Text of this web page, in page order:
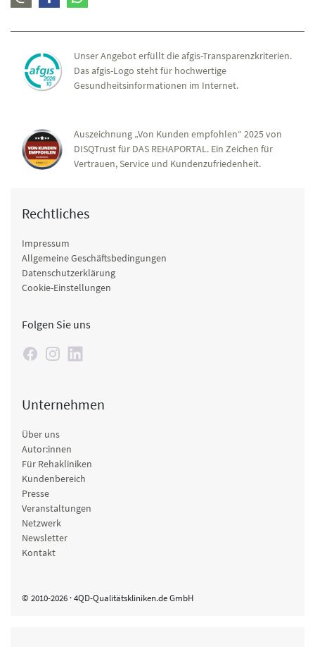
Unser Angebot erfüllt die afgis-Transparenzkriterien.
Das afgis-Logo steht für hochwertige
Gesundheitsinformationen im Internet.
Auszeichnung „Von Kunden empfohlen“ 2025 von
DISQTrust für DAS REHAPORTAL. Ein Zeichen für
Vertrauen, Service und Kundenzufriedenheit.
Rechtliches
Impressum
Allgemeine Geschäftsbedingungen
Datenschutzerklärung
Cookie-Einstellungen
Folgen Sie uns
Unternehmen
Über uns
Autor:innen
Für Rehakliniken
Kundenbereich
Presse
Veranstaltungen
Netzwerk
Newsletter
Kontakt
© 2010-2026 · 4QD-Qualitätskliniken.de GmbH